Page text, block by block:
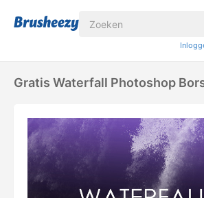
Gratis Waterfall Photoshop